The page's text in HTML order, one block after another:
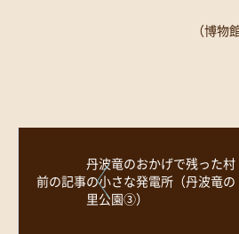
（博物館案内に
前の記事
丹波竜のおかげで残った村
の小さな発電所（丹波竜の
里公園③）